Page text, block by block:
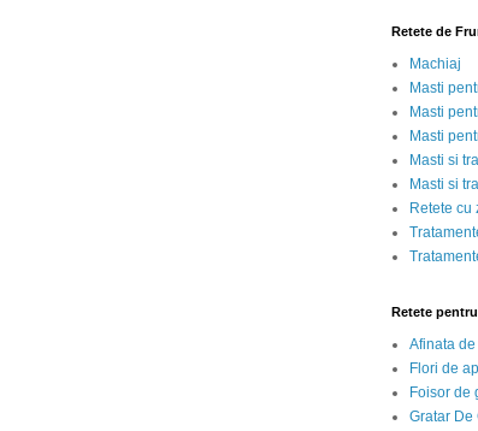
Retete de
Machiaj
Masti
Masti
Masti
Masti si
Masti si
Retete cu
Retete
Afinata
Flori de
Foisor de
Gratar De